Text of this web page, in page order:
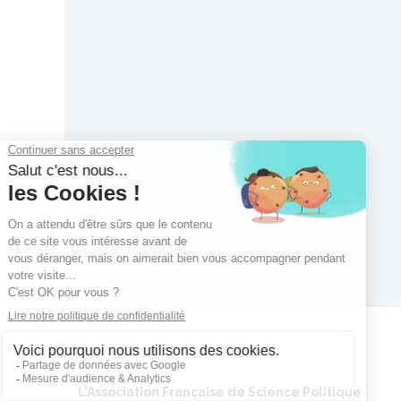
L'Association Française de Science Politique